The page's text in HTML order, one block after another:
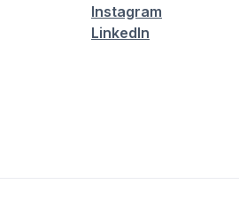
Instagram
LinkedIn